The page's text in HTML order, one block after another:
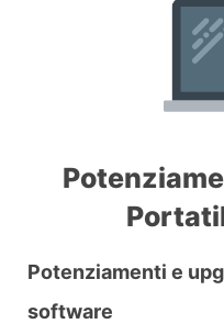
Potenziamenti e
software